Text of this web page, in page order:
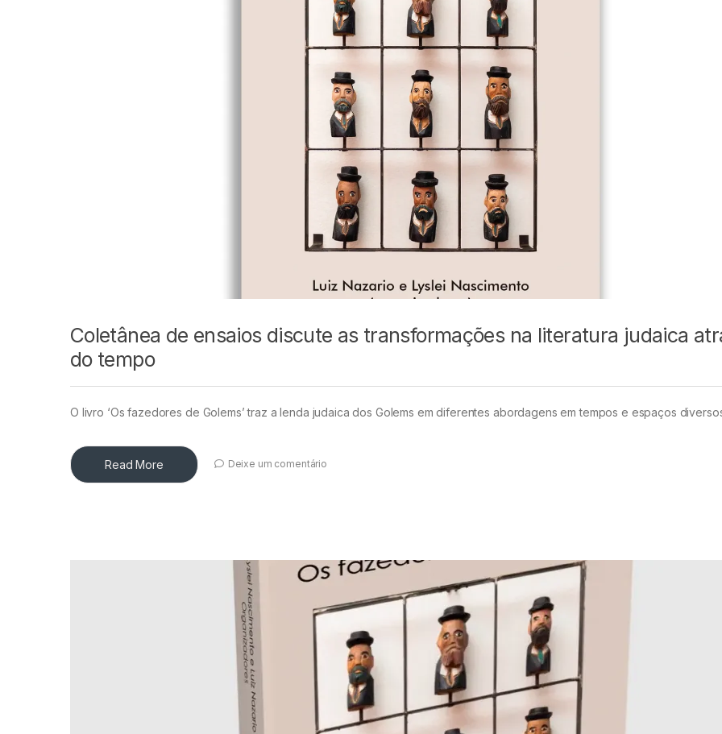
Coletânea de ensaios discute as transformações na literatura judaica
do tempo
O livro ‘Os fazedores de Golems’ traz a lenda judaica dos Golems em diferentes abordagens em tempos e espaços
Read More Deixe um comentário